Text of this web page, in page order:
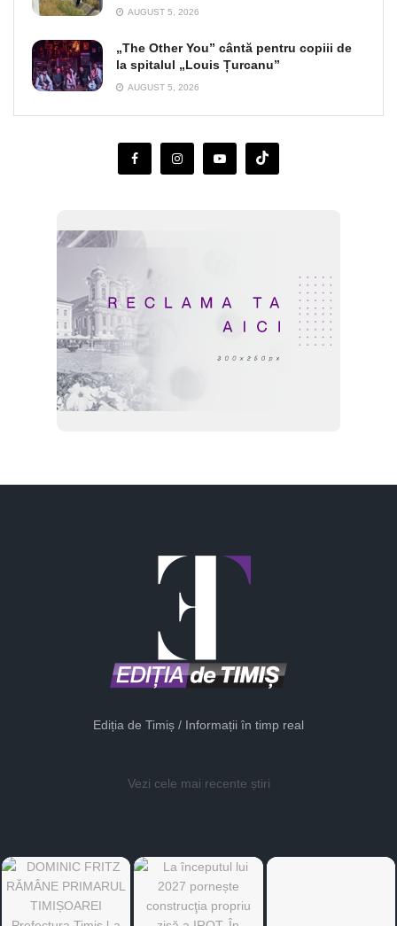
AUGUST 5, 2026
„The Other You” cântă pentru copiii de
la spitalul „Louis Țurcanu”
AUGUST 5, 2026
Ediția de Timiș / Informații în timp real
Vezi cele mai recente știri